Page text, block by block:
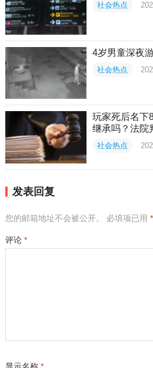
社会热点
4岁男童深夜
社会热点
玩家死后名下
继承吗？法院
社会热点
发表回复
您的邮箱地址不会被公开。 必填项已用 *
评论 *
显示名称 *